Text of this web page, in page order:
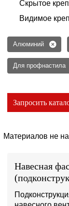
Скрытое
Видимое
Алюминий
Для профнастила
Запросить
Материалов не
Навесная